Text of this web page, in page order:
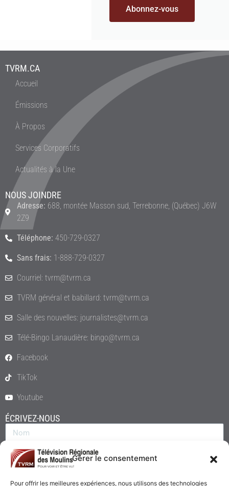
Gérer le consentement
Pour offrir les meilleures expériences, nous utilisons des technologies
Abonnez-vous
TVRM.CA
Accueil
Émissions
À Propos
Services Corporatifs
Actualités à la Une
NOUS JOINDRE
Adresse: 688, montée Masson sud, Terrebonne, (Québec) J6W
2Z9
Téléphone: 450-729-0327
Sans frais: 1-888-729-0327
Courriel: tvrm@tvrm.ca
TVRM général et babillard: tvrm@tvrm.ca
Salle des nouvelles: journalistes@tvrm.ca
Télé-Bingo Lanaudière: bingo@tvrm.ca
Facebook
TikTok
Youtube
ÉCRIVEZ-NOUS